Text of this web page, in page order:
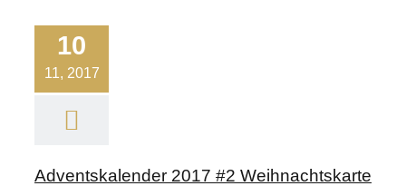
10
11, 2017
Adventskalender 2017 #2 Weihnachtskarte